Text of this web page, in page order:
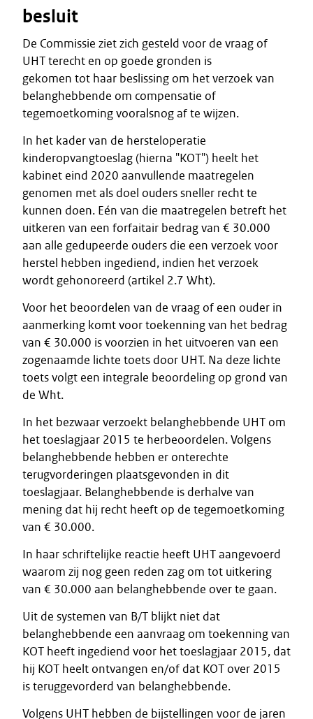
besluit
De Commissie ziet zich gesteld voor de vraag of
UHT terecht en op goede gronden is
gekomen tot haar beslissing om het verzoek van
belanghebbende om compensatie of
tegemoetkoming vooralsnog af te wijzen.
In het kader van de hersteloperatie
kinderopvangtoeslag (hierna "KOT") heelt het
kabinet eind 2020 aanvullende maatregelen
genomen met als doel ouders sneller recht te
kunnen doen. Eén van die maatregelen betreft het
uitkeren van een forfaitair bedrag van € 30.000
aan alle gedupeerde ouders die een verzoek voor
herstel hebben ingediend, indien het verzoek
wordt gehonoreerd (artikel 2.7 Wht).
Voor het beoordelen van de vraag of een ouder in
aanmerking komt voor toekenning van het bedrag
van € 30.000 is voorzien in het uitvoeren van een
zogenaamde lichte toets door UHT. Na deze lichte
toets volgt een integrale beoordeling op grond van
de Wht.
In het bezwaar verzoekt belanghebbende UHT om
het toeslagjaar 2015 te herbeoordelen. Volgens
belanghebbende hebben er onterechte
terugvorderingen plaatsgevonden in dit
toeslagjaar. Belanghebbende is derhalve van
mening dat hij recht heeft op de tegemoetkoming
van € 30.000.
In haar schriftelijke reactie heeft UHT aangevoerd
waarom zij nog geen reden zag om tot uitkering
van € 30.000 aan belanghebbende over te gaan.
Uit de systemen van B/T blijkt niet dat
belanghebbende een aanvraag om toekenning van
KOT heeft ingediend voor het toeslagjaar 2015, dat
hij KOT heelt ontvangen en/of dat KOT over 2015
is teruggevorderd van belanghebbende.
Volgens UHT hebben de bijstellingen voor de jaren